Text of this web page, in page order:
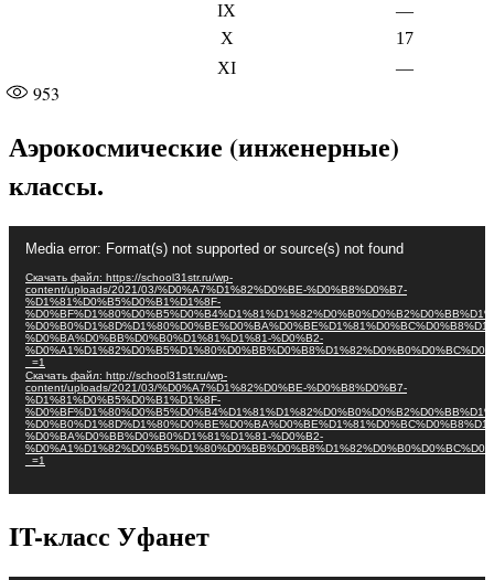
IX
—
X
17
XI
—
953
Аэрокосмические (инженерные)
классы.
Media error: Format(s) not supported or source(s) not found
Скачать файл: https://school31str.ru/wp-
content/uploads/2021/03/%D0%A7%D1%82%D0%BE-%D0%B8%D0%B7-
%D1%81%D0%B5%D0%B1%D1%8F-
%D0%BA%D0%BB%D0%B0%D1%81%D1%81-%D0%B2-
_=1
Скачать файл: http://school31str.ru/wp-
content/uploads/2021/03/%D0%A7%D1%82%D0%BE-%D0%B8%D0%B7-
%D1%81%D0%B5%D0%B1%D1%8F-
%D0%BA%D0%BB%D0%B0%D1%81%D1%81-%D0%B2-
_=1
IT-класс Уфанет